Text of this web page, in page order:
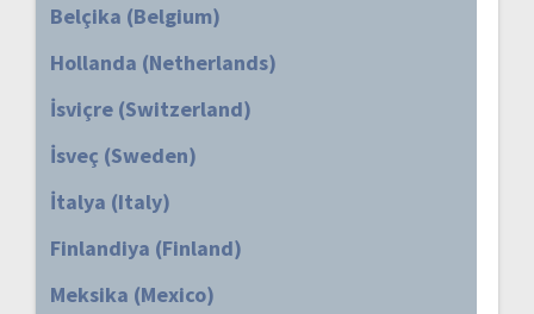
Belçika (Belgium)
Hollanda (Netherlands)
İsviçre (Switzerland)
İsveç (Sweden)
İtalya (Italy)
Finlandiya (Finland)
Meksika (Mexico)